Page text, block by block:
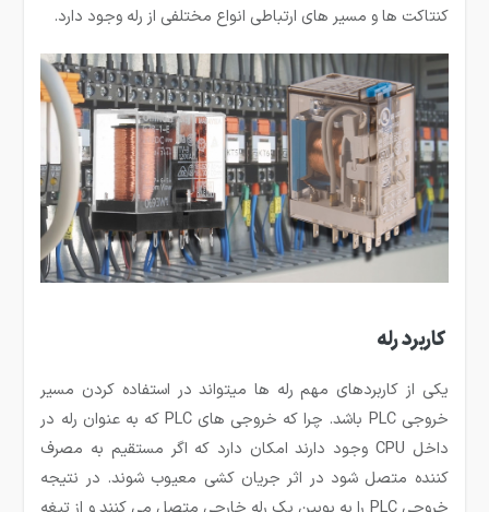
کنتاکت ها و مسیر های ارتباطی انواع مختلفی از رله وجود دارد.
کاربرد رله
یکی از کاربردهای مهم رله ها می­تواند در استفاده کردن مسیر
خروجی PLC باشد. چرا که خروجی های PLC که به عنوان رله در
داخل CPU وجود دارند امکان دارد که اگر مستقیم به مصرف
کننده متصل شود در اثر جریان کشی معیوب شوند. در نتیجه